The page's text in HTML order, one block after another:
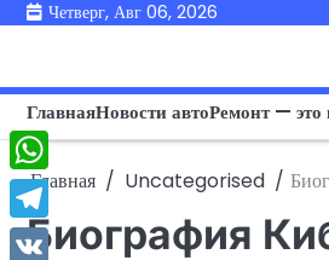
ПерейтиЧетверг, Авг 06, 2026
ГлавнаяНовости автоРемонт — это
Главная Uncategorised
Биография
WhatsApp
Telegram